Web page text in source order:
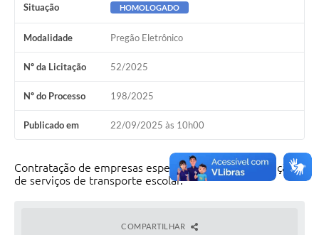
Situação HOMOLOGADO
Modalidade Pregão Eletrônico
Nº da Licitação 52/2025
Nº do Processo 198/2025
Publicado em 22/09/2025 às 10h00
Contratação de empresas especializadas para prestação
de serviços de transporte escolar.
COMPARTILHAR